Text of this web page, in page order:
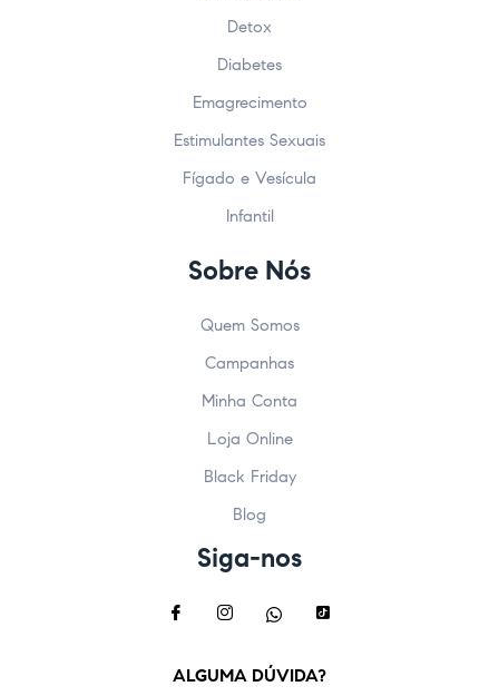
Detox
Diabetes
Emagrecimento
Estimulantes Sexuais
Fígado e Vesícula
Infantil
Sobre Nós
Quem Somos
Campanhas
Minha Conta
Loja Online
Black Friday
Blog
Siga-nos
ALGUMA DÚVIDA?